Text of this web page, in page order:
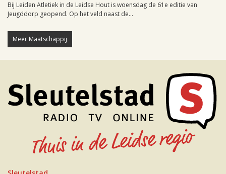
Bij Leiden Atletiek in de Leidse Hout is woensdag de 61e editie van
Jeugddorp geopend. Op het veld naast de...
Meer Maatschappij